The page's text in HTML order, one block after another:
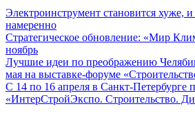
Электроинструмент становится хуже, и
намеренно
Стратегическое обновление: «Мир
ноябрь
Лучшие идеи по преображению
мая на выставке-форуме
С 14 по 16 апреля в Санкт-Петербурге
«ИнтерСтройЭкспо. Строительство.